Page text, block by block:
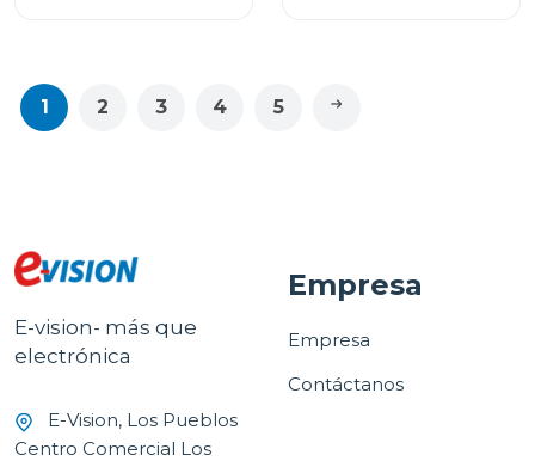
1 2 3 4 5
E-vision- más que
electrónica
E-Vision, Los Pueblos
Centro Comercial Los
Empresa
Empresa
Contáctanos